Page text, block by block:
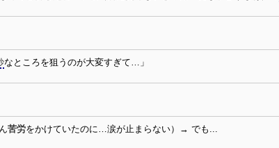
なところを狙うのが大変すぎて…」
苦労をかけていたのに…涙が止まらない）→ でも...